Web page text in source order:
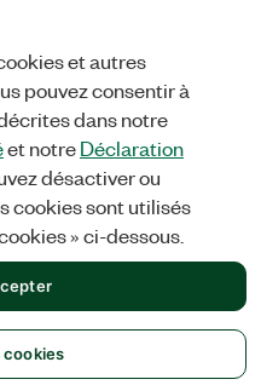
TwitterYouTube
CONFIDENTIALITÉ|Gérer
DROITS RÉSERVÉS.
et autres
pouvez consentir à
dans notre
et notreDéclaration
désactiver ou
cookies sont utilisés
» ci-dessous.
cookies